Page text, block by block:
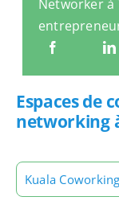
Networker
Espaces de
networking
Kuala Coworking